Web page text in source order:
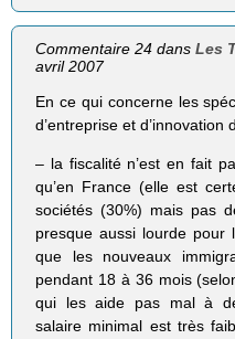
Commentaire 24 dansLes
avril 2007
En ce qui concerne les
d’entreprise et d’innovation
– la fiscalité n’est en fait
qu’en France (elle est
sociétés (30%) mais pas
presque aussi lourde pour
que les nouveaux
pendant 18 à 36 mois
qui les aide pas mal à
salaire minimal est très